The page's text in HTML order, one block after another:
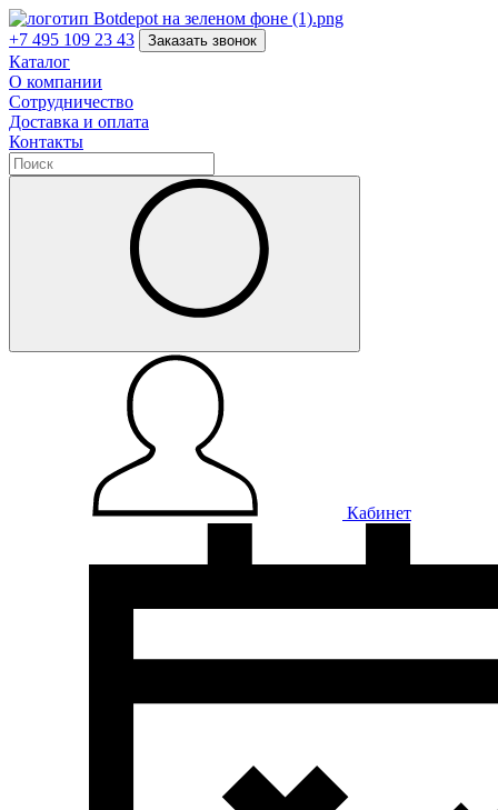
+7 495 109 23 43 Заказать звонок
Каталог
О компании
Сотрудничество
Доставка и оплата
Контакты
Кабинет